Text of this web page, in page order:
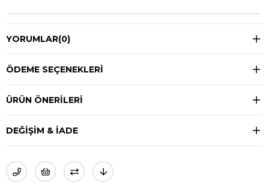
YORUMLAR(0)
ÖDEME SEÇENEKLERI
ÜRÜN ÖNERILERI
DEĞIŞIM & İADE